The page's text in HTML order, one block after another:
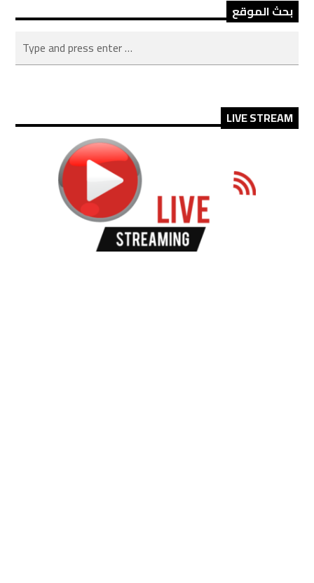
بحث الموقع
LIVE STREAM